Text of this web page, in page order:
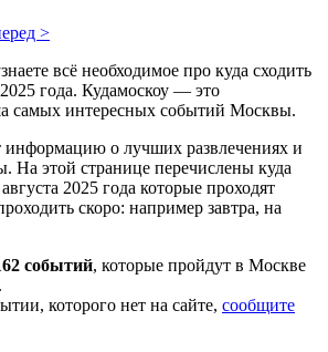
>
всё необходимое про куда сходить
года. Кудамоскоу — это
самых интересных событий Москвы.
информацию о лучших развлечениях и
На этой странице перечислены куда
2025 года которые проходят
скоро: например завтра, на
событий, которые пройдут в Москве
которого нет на сайте, сообщите